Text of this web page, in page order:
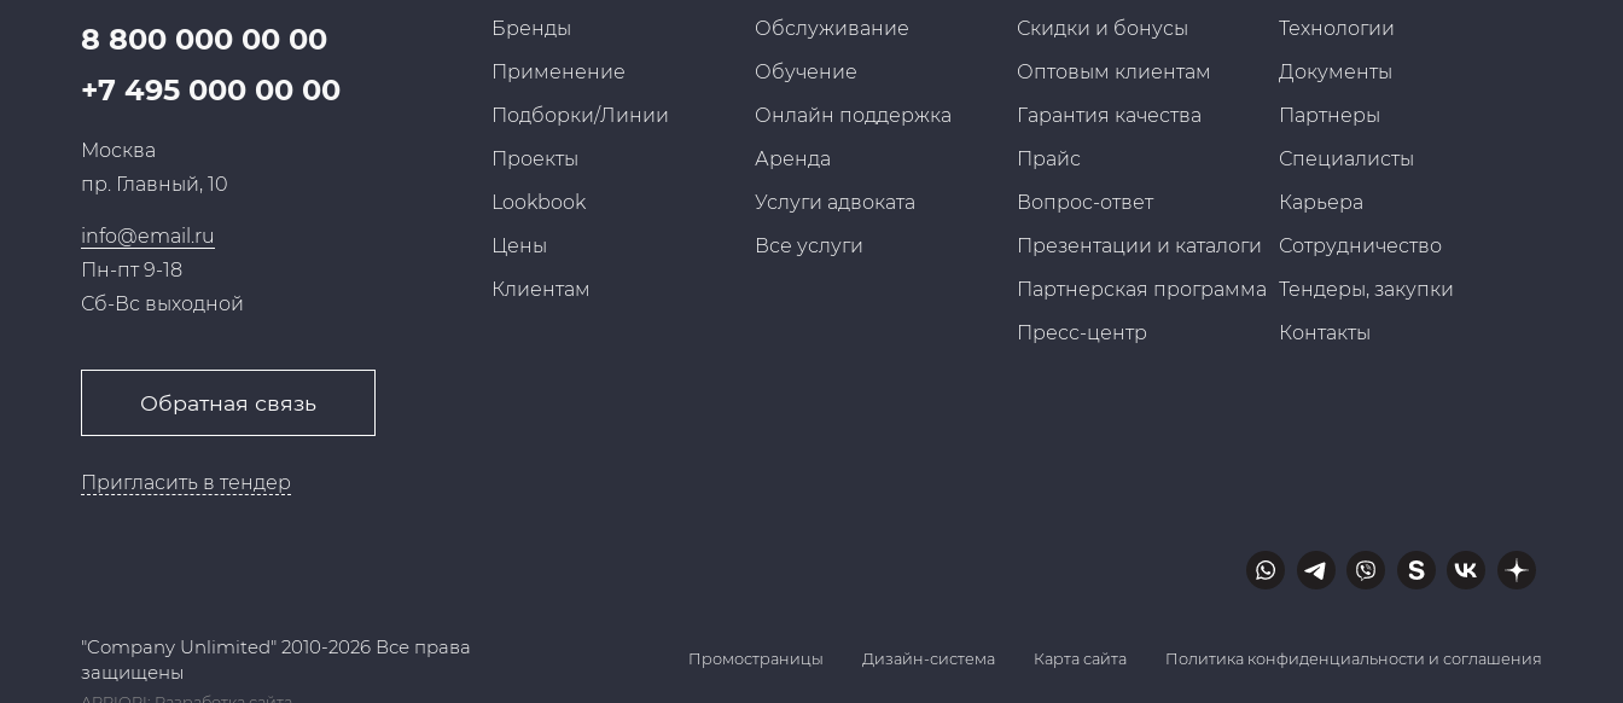
8 800 000 00 00
+7 495 000 00 00
Москва
пр. Главный, 10
info@email.ru
Пн-пт 9-18
Сб-Вс выходной
Обратная связь
Пригласить в тендер
Бренды
Применение
Подборки/Линии
Проекты
Lookbook
Цены
Клиентам
Обслуживание
Обучение
Онлайн поддержка
Аренда
Услуги адвоката
Все услуги
Скидки и бонусы
Оптовым клиентам
Гарантия качества
Прайс
Вопрос-ответ
Презентации и каталоги
Партнерская программа
Пресс-центр
Технологии
Документы
Партнеры
Специалисты
Карьера
Сотрудничество
Тендеры, закупки
Контакты
"Company Unlimited" 2010-2026 Все права
защищены
Промостраницы Дизайн-система Карта сайта Политика конфиденциальности и соглашения